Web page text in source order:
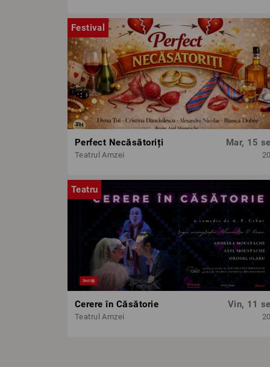
Festival
Perfect Necăsătoriți
Teatrul Amzei
Mar, 15
Teatru
Cerere în Căsătorie
Teatrul Amzei
Vin, 11